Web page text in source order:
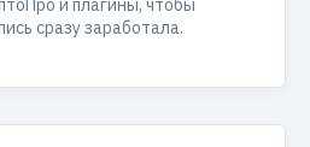
и плагины, чтобы
сразу заработала.